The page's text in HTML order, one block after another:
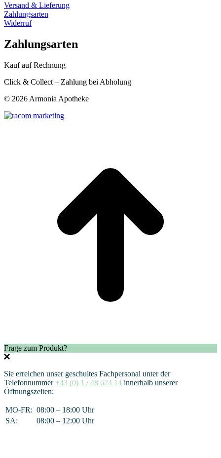
Versand & Lieferung
Zahlungsarten
Widerruf
Zahlungsarten
Kauf auf Rechnung
Click & Collect – Zahlung bei Abholung
© 2026 Armonia Apotheke
Frage zum Produkt?
Sie erreichen unser geschultes Fachpersonal unter der
Telefonnummer +43 (0) 1 / 48 624 14 innerhalb unserer
Öffnungszeiten:
MO-FR: 08:00 – 18:00 Uhr
SA:
08:00 – 12:00 Uhr